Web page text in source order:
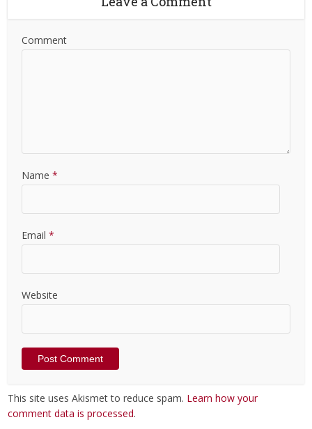
Comment
Name *
Email *
Website
This site uses Akismet to reduce spam. Learn how your
comment data is processed.